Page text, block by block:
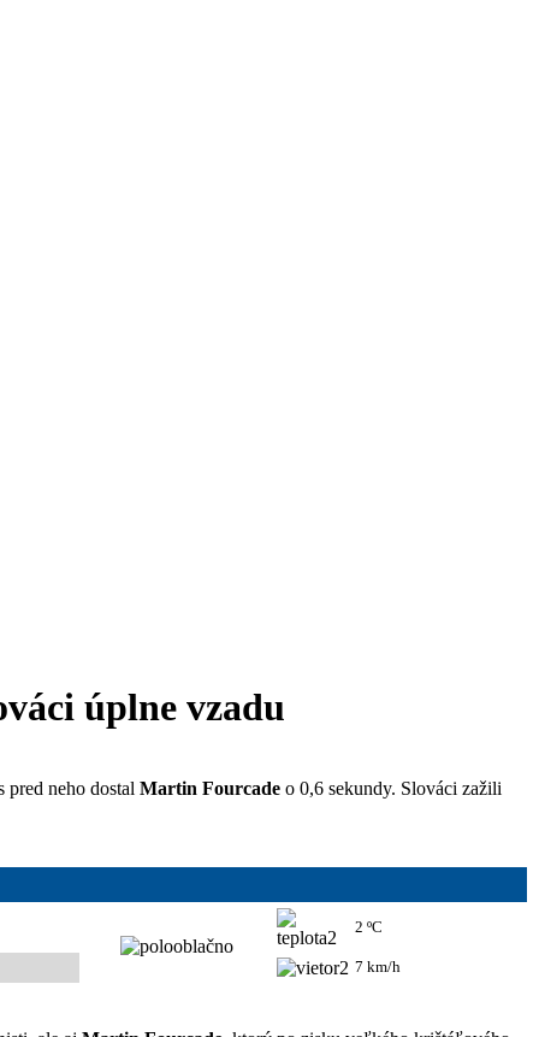
úplne vzadu
neho dostal Martin Fourcade o 0,6 sekundy. Slováci zažili
2 ºC
7 km/h